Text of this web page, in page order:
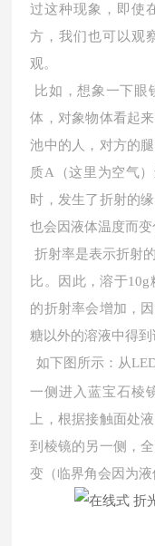
过这种现象，即使
方，我们也可以观
观。
比如，想象一下眼
体，对象物体看起
池中的人，对方的
质A（这里为空气
时，发生了折射的
也会因液体温度而变
折射率是表示折射
比。因此，溶于10g
的折射率会增加，
糖以外的溶液中得到
如下图所示：从
一侧进入蓝宝石棱
上，根据接触面处
到棱镜的另一侧，
变（临界角会因为液